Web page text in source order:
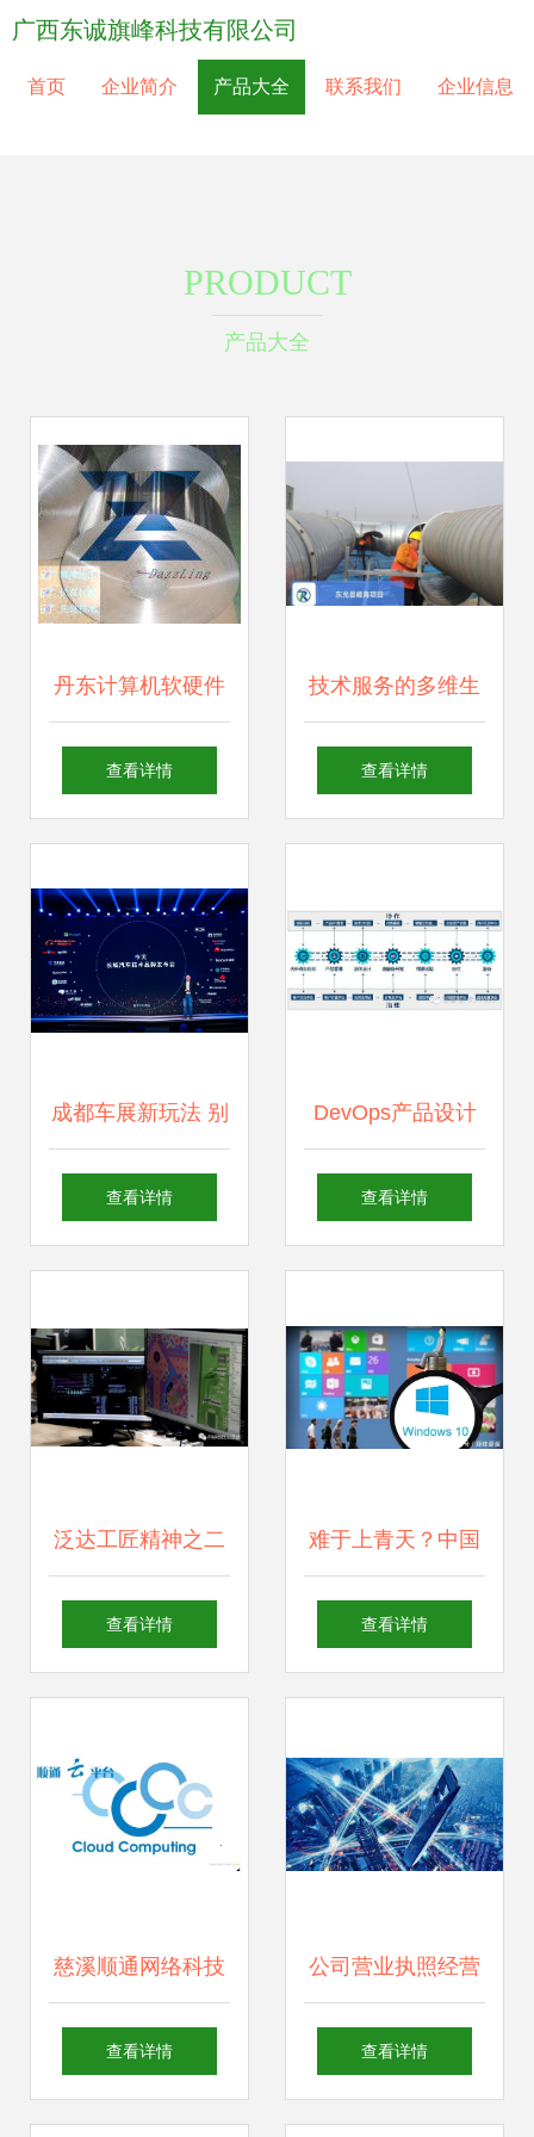
广西东诚旗峰科技有限公司
首页 企业简介 产品大全 联系我们 企业信息
PRODUCT
产品大全
丹东计算机软硬件
技术开发 驱动数字
查看详情
技术服务的多维生
态 上海互联网销售
查看详情
成都车展新玩法 别
只看豪车，快来玩
F7/F7x的车机黑科
技
查看详情
DevOps产品设计
与研发中，我曾犯
查看详情
泛达工匠精神之二
产品研发
查看详情
难于上青天？中国
自研电脑系统的普
查看详情
慈溪顺通网络科技
首商网 深耕计算机
查看详情
公司营业执照经营
范围的构成要素 计
查看详情